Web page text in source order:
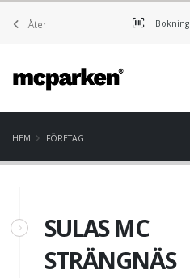
Åter Bokning
HEM FÖRETAG
SULAS MC
STRÄNGNÄS